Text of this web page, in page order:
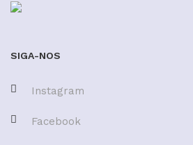
SIGA-NOS
Instagram
Facebook